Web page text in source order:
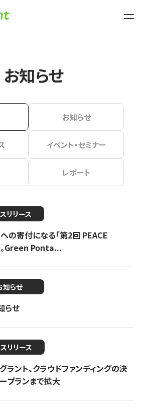
お知らせ
お知らせ
イベント・セミナー
レポート
リリース
の寄付になる「第2回 PEACE
Green Ponta...
知らせ
らせ
リリース
ント、クラウドファンディングの決
プランまで拡大